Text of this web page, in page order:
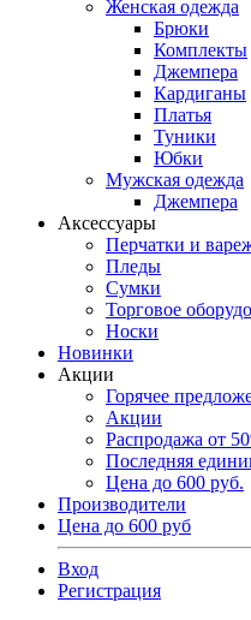
Женская одежда
Брюки
Комплекты
Джемпера
Кардиганы
Платья
Туники
Юбки
Мужская одежда
Джемпера
Аксессуары
Перчатки и
Пледы
Сумки
Торговое
Носки
Новинки
Акции
Горячее
Акции
Распродажа от
Последняя
Цена до 600 руб.
Производители
Цена до 600 руб
Вход
Регистрация